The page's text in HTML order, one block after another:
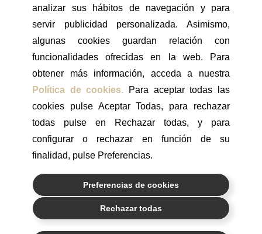
CELEBRITIES
FACIAL
CORPORAL
CABELLO
LONGEVIDAD
MEDICINA ESTÉTICA
HOMBRES
TIENDA ONLINE
VER TRATAMIENTOS
¿Podemos ayudarte?
analizar sus hábitos de navegación y para
servir publicidad personalizada. Asimismo,
algunas cookies guardan relación con
funcionalidades ofrecidas en la web. Para
obtener más información, acceda a nuestra
Política de cookies. Para aceptar todas las
cookies pulse Aceptar Todas, para rechazar
todas pulse en Rechazar todas, y para
configurar o rechazar en función de su
finalidad, pulse Preferencias.
Preferencias de cookies
Rechazar todas